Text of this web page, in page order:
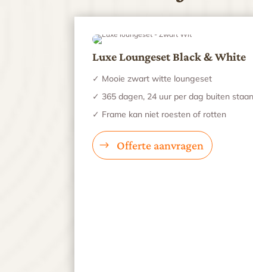
Luxe Loungeset Black & White
✓ Mooie zwart witte loungeset
✓ 365 dagen, 24 uur per dag buiten staan
✓ Frame kan niet roesten of rotten
Offerte aanvragen